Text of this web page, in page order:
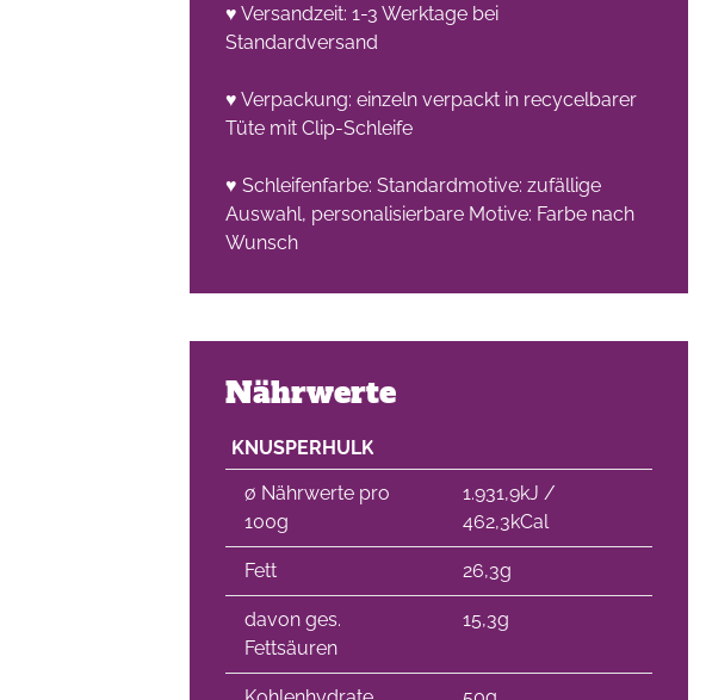
♥ Versandzeit: 1-3 Werktage bei
Standardversand
♥ Verpackung: einzeln verpackt in recycelbarer
Tüte mit Clip-Schleife
♥ Schleifenfarbe: Standardmotive: zufällige
Auswahl, personalisierbare Motive: Farbe nach
Wunsch
Nährwerte
KNUSPERHULK
∅ Nährwerte pro
100g
1.931,9kJ /
462,3kCal
Fett 26,3g
davon ges.
Fettsäuren
15,3g